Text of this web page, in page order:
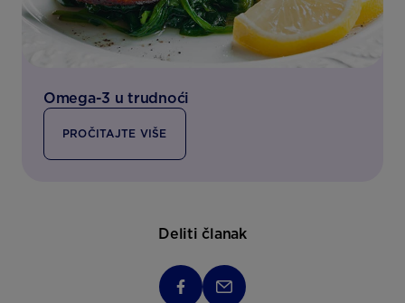
Omega-3 u trudnoći
PROČITAJTE VIŠE
Deliti članak